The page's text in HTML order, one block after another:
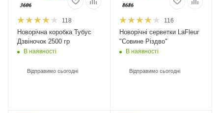
118
Новорічна коробка Тубус
Дзвіночок 2500 гр
В наявності
Відправимо сьогодні
116
Новорічні серветки LaFleur
"Совине Різдво"
В наявності
Відправимо сьогодні